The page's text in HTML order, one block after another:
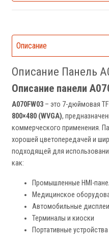
Описание
Описание Панель
Описание панели
A070FW03 – это 7-дюймовая
800×480 (WVGA),
коммерческого применения.
хорошей цветопередачей и
подходящей для
как:
Промышленные HMI-
Медицинское
Автомобильные дисплеи
Терминалы и киоски
Портативные устройства